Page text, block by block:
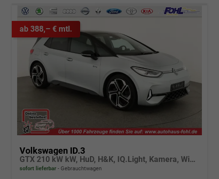
ab 388,– € mtl.
Volkswagen ID.3
GTX 210 kW kW, HuD, H&K, IQ.Light, Kamera, Winter, 20-Zoll
sofort lieferbar Gebrauchtwagen